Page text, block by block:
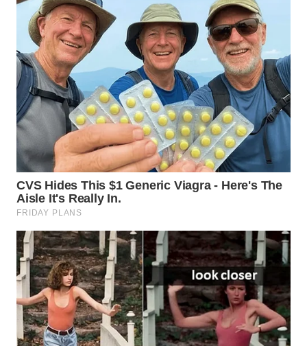
WN
PADANG
LAWAS
WN
SUMEDANG
WN
CIANJUR
WN
KEPULAUAN
WN
TANGERANG
WN
BINJAI